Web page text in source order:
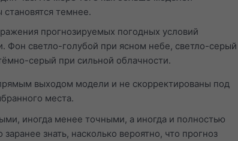
темнее.
прогнозируемых погодных условий
Фон светло-голубой при ясном небе, светло-серый
серый при сильной облачности.
выходом модели и не скорректированы под
места.
иногда менее точными, а иногда и полностью
знать, насколько вероятно, что прогноз